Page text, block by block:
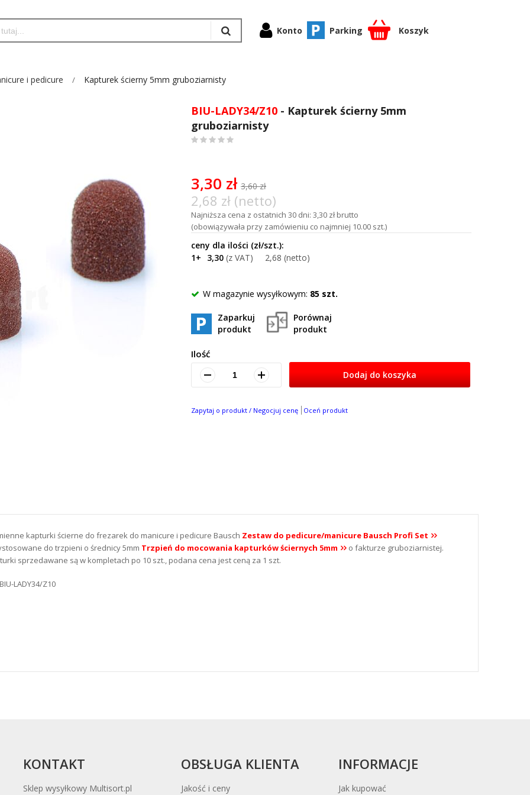
Konto Parking Koszyk
i pedicure Kapturek ścierny 5mm gruboziarnisty
BIU-LADY34/Z10 - Kapturek ścierny 5mm
gruboziarnisty
3,30 zł 3,60 zł
2,68 zł (netto)
Najniższa cena z ostatnich 30 dni: 3,30 zł brutto
(obowiązywała przy zamówieniu co najmniej 10.00 szt.)
1+ 3,30 2,68
W magazynie wysyłkowym: 85 szt.
Zaparkuj
produkt
Porównaj
produkt
Ilość
Dodaj do koszyka
Zapytaj o produkt / Negocjuj cenę Oceń produkt
kapturki ścierne do frezarek do manicure i pedicure Bausch Zestaw do pedicure/manicure Bausch Profi Set
do trzpieni o średnicy 5mm Trzpień do mocowania kapturków ściernych 5mm
o fakturze gruboziarnistej.
sprzedawane są w kompletach po 10 szt., podana cena jest ceną za 1 szt.
LADY34/Z10
KONTAKT
Sklep wysyłkowy Multisort.pl
OBSŁUGA KLIENTA
Jakość i ceny
INFORMACJE
Jak kupować